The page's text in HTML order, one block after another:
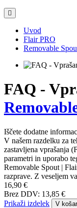
Uvod
Flair PRO
Removable
FAQ -
Iščete dodatne
V našem razdelku za
zastavljena vprašanja
parametri in uporabo
Removable Spout |
razprave. Z veseljem
16,90 €
Brez DDV: 13,85 €
Prikaži izdelek
V